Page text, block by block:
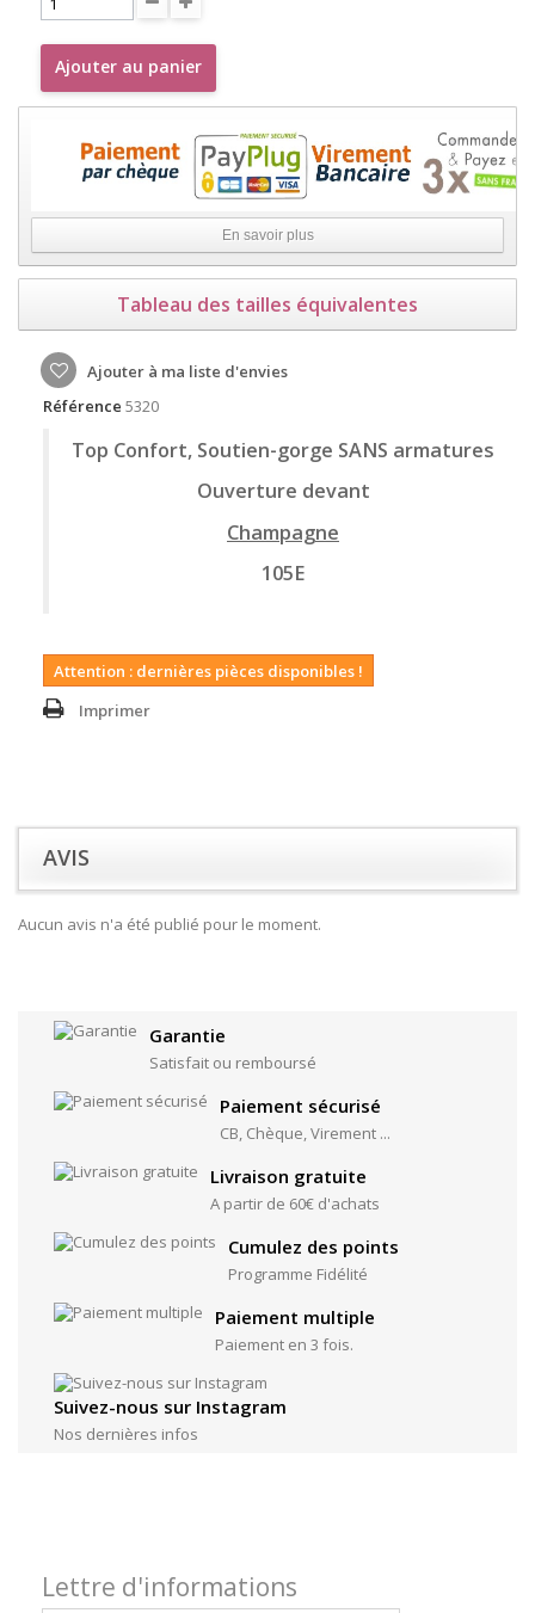
Ajouter au panier
En savoir plus
Tableau des tailles équivalentes
Ajouter à ma liste d'envies
Référence 5320
Top Confort, Soutien-gorge SANS armatures
Ouverture devant
Champagne
105E
Attention : dernières pièces disponibles !
Imprimer
AVIS
Aucun avis n'a été publié pour le moment.
Garantie
Satisfait ou remboursé
Paiement sécurisé
CB, Chèque, Virement ...
Livraison gratuite
A partir de 60€ d'achats
Cumulez des points
Programme Fidélité
Paiement multiple
Paiement en 3 fois.
Suivez-nous sur Instagram
Nos dernières infos
Lettre d'informations